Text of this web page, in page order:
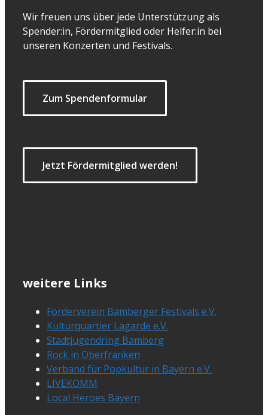
Wir freuen uns über jede Unterstützung als
Spender:in, Fördermitglied oder Helfer:in bei
unseren Konzerten und Festivals.
Zum Spendenformular
Jetzt Fördermitglied werden!
weitere Links
Förderverein Bamberger Festivals e.V.
Kulturquartier Lagarde e.V.
Stadtjugendring Bamberg
Rock in Oberfranken
Verband für Popkultur in Bayern e.V.
LIVEKOMM
Local Heroes Bayern